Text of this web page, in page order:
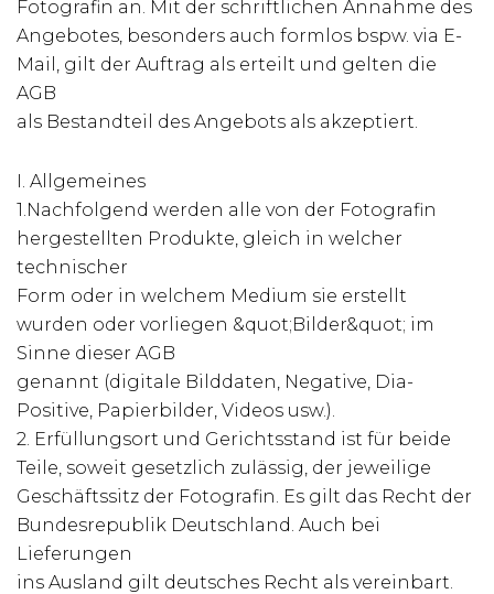
Fotografin an. Mit der schriftlichen Annahme des
Angebotes, besonders auch formlos bspw. via E-
Mail, gilt der Auftrag als erteilt und gelten die
AGB
als Bestandteil des Angebots als akzeptiert.
I. Allgemeines
1.Nachfolgend werden alle von der Fotografin
hergestellten Produkte, gleich in welcher
technischer
Form oder in welchem Medium sie erstellt
wurden oder vorliegen &quot;Bilder&quot; im
Sinne dieser AGB
genannt (digitale Bilddaten, Negative, Dia-
Positive, Papierbilder, Videos usw.).
2. Erfüllungsort und Gerichtsstand ist für beide
Teile, soweit gesetzlich zulässig, der jeweilige
Geschäftssitz der Fotografin. Es gilt das Recht der
Bundesrepublik Deutschland. Auch bei
Lieferungen
ins Ausland gilt deutsches Recht als vereinbart.